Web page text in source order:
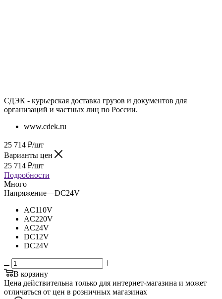
СДЭК - курьерская доставка грузов и документов для
организаций и частных лиц по России.
www.cdek.ru
25 714 ₽/шт
Варианты цен
25 714 ₽/шт
Подробности
Много
Напряжение—DC24V
AC110V
AC220V
AC24V
DC12V
DC24V
В корзину
Цена действительна только для интернет-магазина и может
отличаться от цен в розничных магазинах